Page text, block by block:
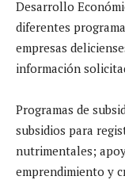
Desarrollo
diferentes
empresas
información
Programas de
subsidios para
nutrimentales;
emprendimiento y